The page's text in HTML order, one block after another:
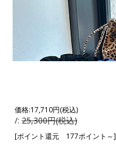
価格:17,710円(税込)
/: 25,300円(税込)
[ポイント還元 177ポイント～]